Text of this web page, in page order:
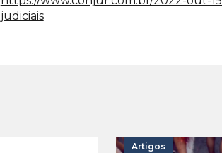
judiciais
Artigos